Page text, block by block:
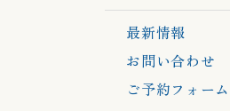
最新情報
お問い合わせ
ご予約フォーム